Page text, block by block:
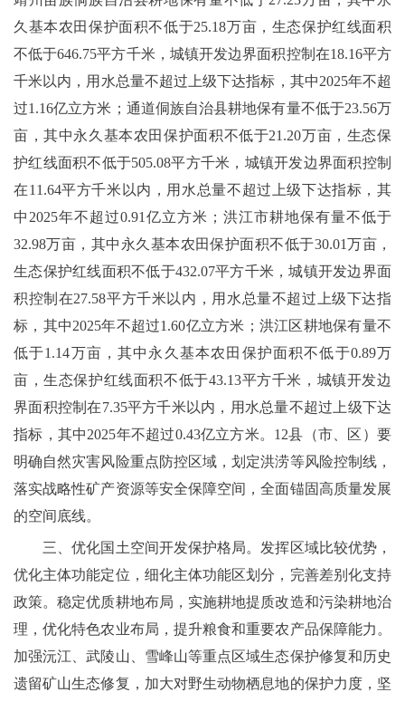
久基本农田保护面积不低于25.18万亩，生态保护红线面积
不低于646.75平方千米，城镇开发边界面积控制在18.16平方
千米以内，用水总量不超过上级下达指标，其中2025年不超
过1.16亿立方米；通道侗族自治县耕地保有量不低于23.56万
亩，其中永久基本农田保护面积不低于21.20万亩，生态保
护红线面积不低于505.08平方千米，城镇开发边界面积控制
在11.64平方千米以内，用水总量不超过上级下达指标，其
中2025年不超过0.91亿立方米；洪江市耕地保有量不低于
32.98万亩，其中永久基本农田保护面积不低于30.01万亩，
生态保护红线面积不低于432.07平方千米，城镇开发边界面
积控制在27.58平方千米以内，用水总量不超过上级下达指
标，其中2025年不超过1.60亿立方米；洪江区耕地保有量不
低于1.14万亩，其中永久基本农田保护面积不低于0.89万
亩，生态保护红线面积不低于43.13平方千米，城镇开发边
界面积控制在7.35平方千米以内，用水总量不超过上级下达
指标，其中2025年不超过0.43亿立方米。12县（市、区）要
明确自然灾害风险重点防控区域，划定洪涝等风险控制线，
落实战略性矿产资源等安全保障空间，全面锚固高质量发展
的空间底线。
三、优化国土空间开发保护格局。发挥区域比较优势，
优化主体功能定位，细化主体功能区划分，完善差别化支持
政策。稳定优质耕地布局，实施耕地提质改造和污染耕地治
理，优化特色农业布局，提升粮食和重要农产品保障能力。
加强沅江、武陵山、雪峰山等重点区域生态保护修复和历史
遗留矿山生态修复，加大对野生动物栖息地的保护力度，坚